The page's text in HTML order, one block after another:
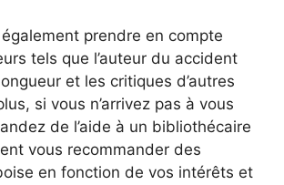
prendre en compte
tels que l’auteur du accident
et les critiques d’autres
si vous n’arrivez pas à vous
de l’aide à un bibliothécaire
vous recommander des
en fonction de vos intérêts et